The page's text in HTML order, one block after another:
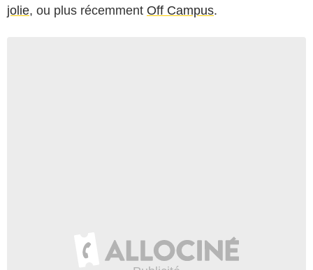
jolie, ou plus récemment Off Campus.